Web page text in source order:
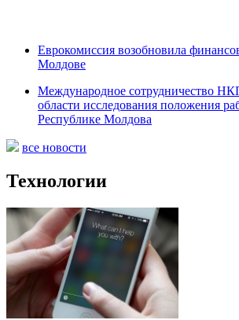
Еврокомиссия возобновила
Молдове
Международное сотрудничество
области исследования положения
Республике Молдова
все новости
Технологии